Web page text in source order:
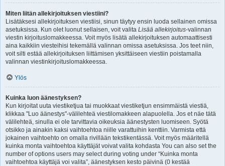
Miten liitän allekirjoituksen viestiini?
Lisätäksesi allekirjoituksen viestiisi, sinun täytyy ensin luoda sellainen omissa
asetuksissa. Kun olet luonut sellaisen, voit valita Lisää allekirjoitus-valinnan
viestin kirjoituslomakkeessa. Voit myös lisätä allekirjoituksen automaattisesti
aina kaikkiin viesteihisi tekemällä valinnan omissa asetuksissa. Jos teet niin,
voit silti estää allekirjoituksen liittämisen yksittäiseen viestiin poistamalla
valinnan viestinkirjoituslomakkeessa.
Ylös
Kuinka luon äänestyksen?
Kun kirjoitat uuta viestiketjua tai muokkaat viestiketjun ensimmäistä viestiä,
klikkaa "Luo äänestys"-välilehteä viestilomakkeen alapuolella. Jos et näe tätä
välilehteä, sinulla ei ole tarvittavia oikeuksia äänestysten luomiseen. Syötä
otsikko ja ainakin kaksi vaihtoehtoa niille varattuihin kenttiin. Varmista että
jokainen vaihtoehto on omalla rivillään tekstikentässä. Voit myös määritellä
kuinka monta vaihtoehtoa käyttäjät voivat valita kohdasta You can also set the
number of options users may select during voting under “Kuinka monta
vaihtoehtoa käyttäjä voi valita”, äänestyksen kesto päivinä (0 kestää